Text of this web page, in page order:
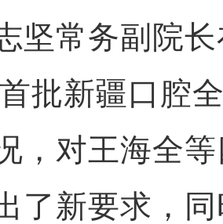
常务副院长
批新疆口腔
，对王海全
了新要求，